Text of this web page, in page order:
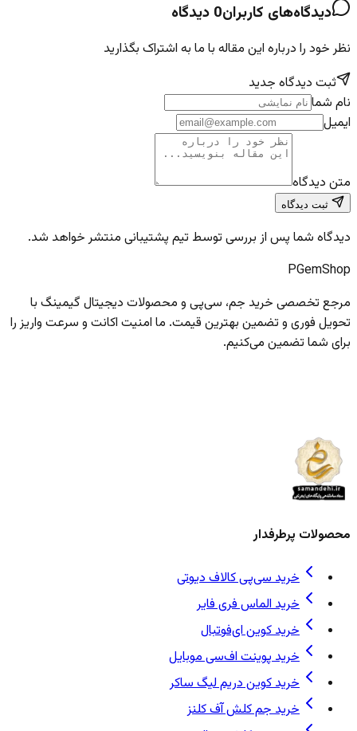
دیدگاه‌های کاربران0 دیدگاه
نظر خود را درباره این مقاله با ما به اشتراک بگذارید
ثبت دیدگاه جدید
نام شما
ایمیل
متن دیدگاه
ثبت دیدگاه
دیدگاه شما پس از بررسی توسط تیم پشتیبانی منتشر خواهد شد.
PGemShop
مرجع تخصصی خرید جم، سی‌پی و محصولات دیجیتال گیمینگ با
تحویل فوری و تضمین بهترین قیمت. ما امنیت اکانت و سرعت واریز را
برای شما تضمین می‌کنیم.
محصولات پرطرفدار
خرید سی‌پی کالاف دیوتی
خرید الماس فری فایر
خرید کوین ای‌فوتبال
خرید پوینت اف‌سی موبایل
خرید کوین دریم لیگ ساکر
خرید جم کلش آف کلنز